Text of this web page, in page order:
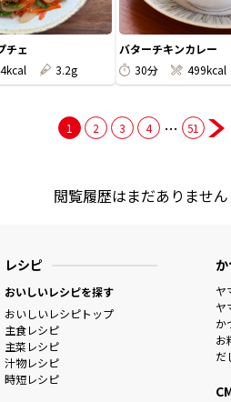
チェ
3.2g
バターチキンカレー
30分
499kcal
1 2 3 4 … 51
閲覧履歴はまだありません
レシピ
おいしいレシピを探す
おいしいレシピトップ
主食レシピ
主菜レシピ
汁物レシピ
時短レシピ
ヤ
ヤ
か
お
だ